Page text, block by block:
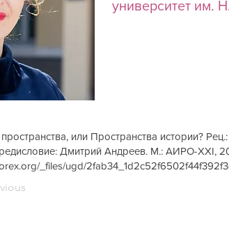
университет им.
или Пространства истории?
Дмитрий Андреев. М.: АИРО-XXI,
_files/ugd/